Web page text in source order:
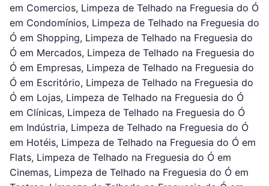
em Comercios, Limpeza de Telhado na Freguesia do Ó
em Condomínios, Limpeza de Telhado na Freguesia do
Ó em Shopping, Limpeza de Telhado na Freguesia do
Ó em Mercados, Limpeza de Telhado na Freguesia do
Ó em Empresas, Limpeza de Telhado na Freguesia do
Ó em Escritório, Limpeza de Telhado na Freguesia do
Ó em Lojas, Limpeza de Telhado na Freguesia do Ó
em Clínicas, Limpeza de Telhado na Freguesia do Ó
em Indústria, Limpeza de Telhado na Freguesia do Ó
em Hotéis, Limpeza de Telhado na Freguesia do Ó em
Flats, Limpeza de Telhado na Freguesia do Ó em
Cinemas, Limpeza de Telhado na Freguesia do Ó em